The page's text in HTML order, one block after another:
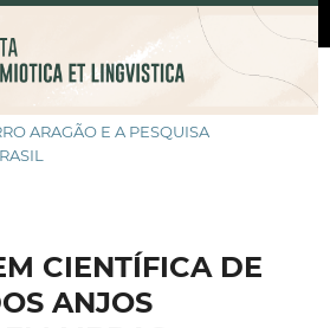
ARAGÃO E A PESQUISA
CIENTÍFICA DE
ANJOS